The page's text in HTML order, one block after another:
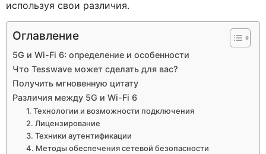
используя свои различия.
Оглавление
5G и Wi-Fi 6: определение и особенности
Что Tesswave может сделать для вас?
Получить мгновенную цитату
Различия между 5G и Wi-Fi 6
1. Технологии и возможности подключения
2. Лицензирование
3. Техники аутентификации
4. Методы обеспечения сетевой безопасности